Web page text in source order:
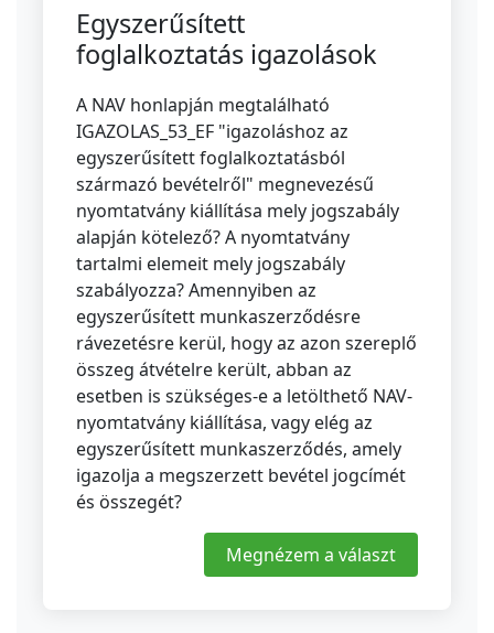
Egyszerűsített
foglalkoztatás igazolások
A NAV honlapján megtalálható
IGAZOLAS_53_EF "igazoláshoz az
egyszerűsített foglalkoztatásból
származó bevételről" megnevezésű
nyomtatvány kiállítása mely jogszabály
alapján kötelező? A nyomtatvány
tartalmi elemeit mely jogszabály
szabályozza? Amennyiben az
egyszerűsített munkaszerződésre
rávezetésre kerül, hogy az azon szereplő
összeg átvételre került, abban az
esetben is szükséges-e a letölthető NAV-
nyomtatvány kiállítása, vagy elég az
egyszerűsített munkaszerződés, amely
igazolja a megszerzett bevétel jogcímét
és összegét?
Megnézem a választ